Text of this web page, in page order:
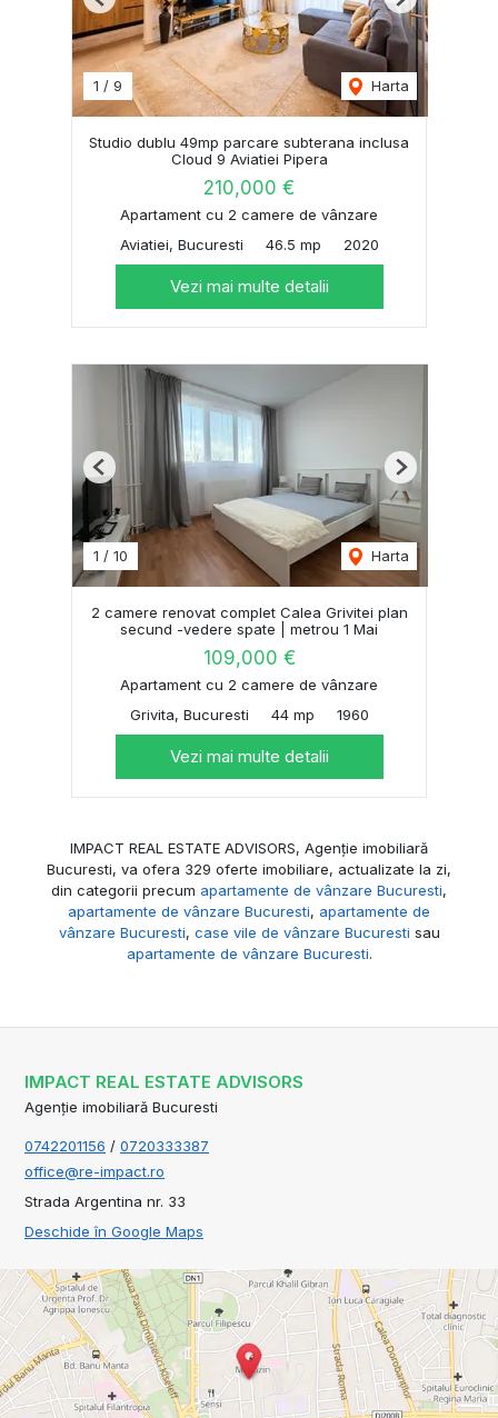
1 / 9 Harta
Previous Next
Studio dublu 49mp parcare subterana inclusa
Cloud 9 Aviatiei Pipera
210,000 €
Apartament cu 2 camere de vânzare
Aviatiei, Bucuresti
46.5 mp 2020
Vezi mai multe detalii
1 / 10 Harta
Previous Next
2 camere renovat complet Calea Grivitei plan
secund -vedere spate | metrou 1 Mai
109,000 €
Apartament cu 2 camere de vânzare
Grivita, Bucuresti
44 mp 1960
Vezi mai multe detalii
IMPACT REAL ESTATE ADVISORS, Agenție imobiliară
Bucuresti, va ofera 329 oferte imobiliare, actualizate la zi,
din categorii precum apartamente de vânzare Bucuresti,
apartamente de vânzare Bucuresti, apartamente de
vânzare Bucuresti, case vile de vânzare Bucuresti sau
apartamente de vânzare Bucuresti.
IMPACT REAL ESTATE ADVISORS
Agenție imobiliară Bucuresti
0742201156 / 0720333387
office@re-impact.ro
Strada Argentina nr. 33
Deschide în Google Maps